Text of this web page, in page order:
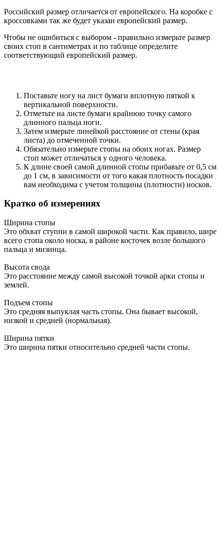
Российский размер отличается от европейского. На коробке с
кроссовками так же будет указан европейский размер.
Чтобы не ошибиться с выбором - правильно измерьте размер
своих стоп в сантиметрах и по таблице определите
соответствующий европейский размер.
Поставьте ногу на лист бумаги вплотную пяткой к
вертикальной поверхности.
Отметьте на листе бумаги крайнюю точку самого
длинного пальца ноги.
Затем измерьте линейкой расстояние от стены (края
листа) до отмеченной точки.
Обязательно измерьте стопы на обоих ногах. Размер
стоп может отличаться у одного человека.
К длине своей самой длинной стопы прибавьте от 0,5 см
до 1 см, в зависимости от того какая плотность посадки
вам необходима с учетом толщины (плотности) носков.
Кратко об измерениях
Ширина стопы
Это обхват ступни в самой широкой части. Как правило, шире
всего стопа около носка, в районе косточек возле большого
пальца и мизинца.
Высота свода
Это расстояние между самой высокой точкой арки стопы и
землей.
Подъем стопы
Это средняя выпуклая часть стопы. Она бывает высокой,
низкой и средней (нормальная).
Ширина пятки
Это ширина пятки относительно средней части стопы.